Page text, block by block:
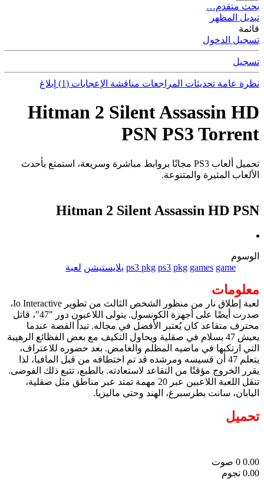
بحث متقدم…
تبديل المظهر
قائمة
تسجيل الدخول
تسجيل
نظرة عامة تحديثات المراجعات مناقشة الإعجابات (1) إبلاغ
Hitman 2 Silent Assassin HD
PSN PS3 Torrent
تحميل ألعاب PS3 مجانًا بروابط مباشرة وسريعة، استمتع بأحدث
الألعاب المثيرة والمتنوعة.
Hitman 2 Silent Assassin HD PSN
الوسوم
game
games
pkg
ps3
ps3 pkg بلايستيشن لعبة
معلومات
لعبة إطلاق نار من منظور الشخص الثالث من تطوير Io Interactive،
صدرت أيضًا على أجهزة الكونسول. يتولى اللاعبون دور "47"، قاتل
محترف متقاعد كان يُعتبر الأفضل في مجاله. تبدأ القصة عندما
يعيش 47 بسلام في صقلية ويحاول التكيف مع بعض الفظائع الرهيبة
التي ارتكبها في ماضيه المظلم والغامض. بعد حضوره للاعتراف،
يتعلم 47 أن قسيسه ومرشده قد تم اختطافه من قبل المافيا، لذا
يقرر الخروج مؤقتًا من التقاعد لاستعادته. بالطبع، تتبع ذلك الفوضى.
تنقل اللعبة اللاعبين عبر 20 مهمة تمتد عبر مناطق مثل صقلية،
اليابان، سانت بطرسبرغ، الهند وحتى ماليزيا.
تحميل
0.00
0 صوت
0.00 نجوم